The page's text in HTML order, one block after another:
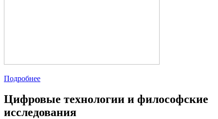
Подробнее
Цифровые технологии и философские
исследования